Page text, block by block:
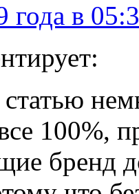
года в
100%,
бренд